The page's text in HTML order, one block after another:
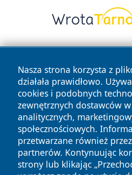
Nasza strona korzysta z
działała prawidłowo.
cookies i podobnych
zewnętrznych dostawców
analitycznych,
społecznościowych.
przetwarzane również
partnerów. Kontynuując
strony lub klikając
Copyright © 2026
zastrzeżone.
News Autorzy
Polityka
Prywatności